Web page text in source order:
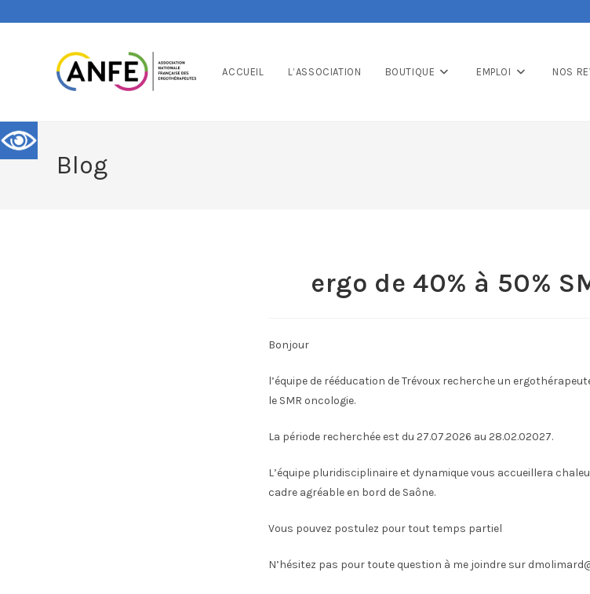
ACCUEIL L’ASSOCIATION BOUTIQUE EMPLOI NOS
Blog
ergo de 40% à 50%
Bonjour
l’équipe de rééducation de Trévoux recherche un
le SMR oncologie.
La période recherchée est du 27.07.2026 au 28.02.02027.
L’équipe pluridisciplinaire et dynamique vous accueillera
cadre agréable en bord de Saône.
Vous pouvez postulez pour tout temps partiel
N’hésitez pas pour toute question à me joindre sur